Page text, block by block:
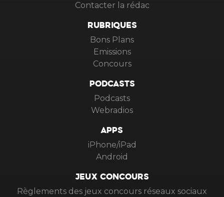
Contacter la rédac
RUBRIQUES
Bons Plans
Emissions
Concours
PODCASTS
Podcasts
Webradios
APPS
iPhone/iPad
Android
JEUX CONCOURS
Règlements des jeux concours réseaux sociaux